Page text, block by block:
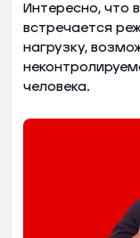
Интересно, что
встречается
нагрузку,
человека.